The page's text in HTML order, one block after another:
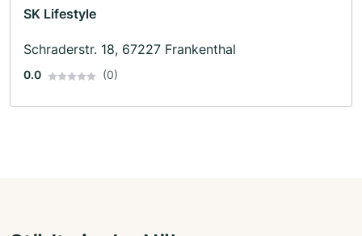
SK Lifestyle
Schraderstr. 18, 67227 Frankenthal
0.0 (0)